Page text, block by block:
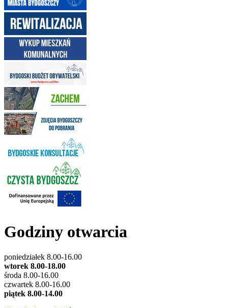
Godziny otwarcia
poniedziałek 8.00-16.00
wtorek 8.00-18.00
środa 8.00-16.00
czwartek 8.00-16.00
piątek 8.00-14.00